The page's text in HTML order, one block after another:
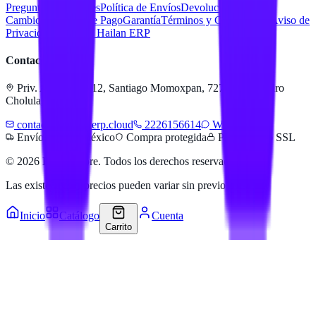
Preguntas FrecuentesPolítica de EnvíosDevoluciones y
Cambios
Métodos de PagoGarantíaTérminos y Condiciones
Aviso de
Privacidad
Servicios Hailan ERP
Contacto
Priv. Alejandra 512, Santiago Momoxpan, 72775 San Pedro
Cholula, Pue.
contacto@hailanerp.cloud
2226156614
WhatsApp
Envíos a todo México
Compra protegida
Pago seguro SSL
© 2026 Hailan Store. Todos los derechos reservados.
Las existencias y precios pueden variar sin previo aviso.
Inicio Catálogo
Carrito
Cuenta